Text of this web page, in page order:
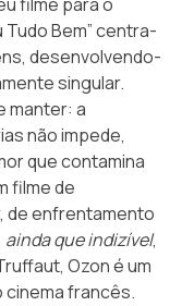
Bem” centra-
desenvolvendo-
singular.
manter: a
não impede,
que contamina
filme de
de enfrentamento
ainda que indizível,
Ozon é um
cinema francês.